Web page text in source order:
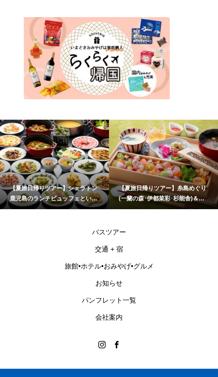
【夏旅日帰りツアー】シェラトン
鹿児島のランチビュッフェといお
ワールドかごしま水族館
【夏旅日帰りツアー】糸島めぐり
(一蘭の森･伊都菜彩･杉能舎)＆海
乃御馳走「玄海灘ちらし重」ラン
バスツアー
交通 + 宿
旅館•ホテル•おみやげ•グルメ
お知らせ
パンフレット一覧
会社案内